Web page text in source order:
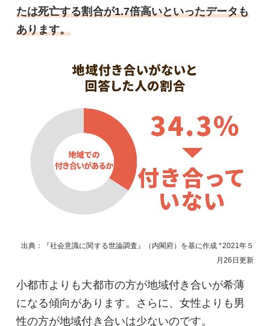
たは死亡する割合が1.7倍高いといったデータも
あります。
出典：『社会意識に関する世論調査』（内閣府）を基に作成
2021年５
月26日更新
小都市よりも大都市の方が地域付き合いが希薄
になる傾向があります。さらに、女性よりも男
性の方が地域付き合いは少ないのです。